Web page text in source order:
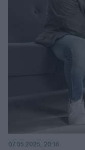
07.05.2025, 20:16